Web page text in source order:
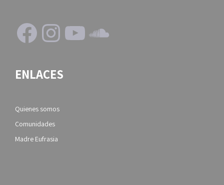
Facebook
Instagram
YouTube
SoundCloud
ENLACES
Quienes somos
Comunidades
Madre Eufrasia